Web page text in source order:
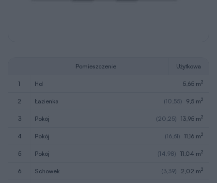
Pomieszczenie Użytkowa
1 hol 5,65 m2
2 łazienka (10,55) 9,5 m2
3 pokój (20,25) 13,95 m2
4 pokój (16,61) 11,16 m2
5 pokój (14,98) 11,04 m2
6 schowek (3,39) 2,02 m2